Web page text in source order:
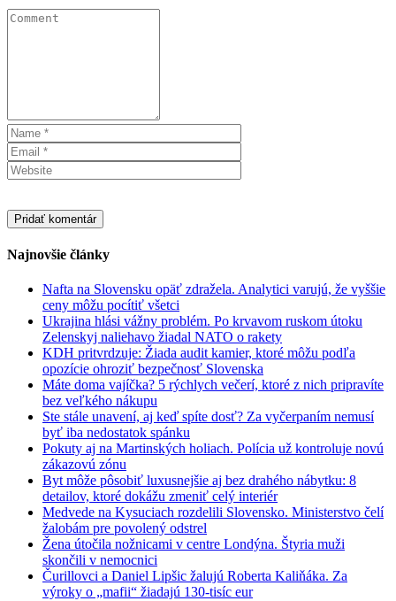
Najnovšie články
Nafta na Slovensku opäť zdražela. Analytici varujú, že vyššie
ceny môžu pocítiť všetci
Ukrajina hlási vážny problém. Po krvavom ruskom útoku
Zelenskyj naliehavo žiadal NATO o rakety
KDH pritvrdzuje: Žiada audit kamier, ktoré môžu podľa
opozície ohroziť bezpečnosť Slovenska
Máte doma vajíčka? 5 rýchlych večerí, ktoré z nich pripravíte
bez veľkého nákupu
Ste stále unavení, aj keď spíte dosť? Za vyčerpaním nemusí
byť iba nedostatok spánku
Pokuty aj na Martinských holiach. Polícia už kontroluje novú
zákazovú zónu
Byt môže pôsobiť luxusnejšie aj bez drahého nábytku: 8
detailov, ktoré dokážu zmeniť celý interiér
Medvede na Kysuciach rozdelili Slovensko. Ministerstvo čelí
žalobám pre povolený odstrel
Žena útočila nožnicami v centre Londýna. Štyria muži
skončili v nemocnici
Čurillovci a Daniel Lipšic žalujú Roberta Kaliňáka. Za
výroky o „mafii“ žiadajú 130-tisíc eur